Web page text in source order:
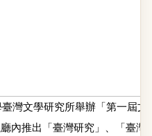
灣文學研究所舉辦「第一屆
內推出「臺灣研究」、「臺